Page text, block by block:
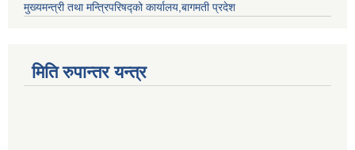
मुख्यमन्त्री तथा मन्त्रिपरिषद्को कार्यालय,बागमती प्रदेश
मिति रुपान्तर यन्त्र